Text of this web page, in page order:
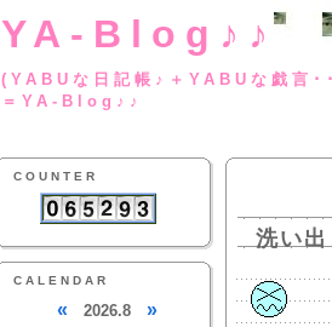
YA-Blog♪♪
(YABUな日記帳♪
＝YA-Blog♪♪
COUNTER
CALENDAR
« 2026.8 »
洗い